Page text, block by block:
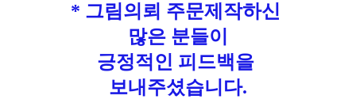
* 그림의뢰 주문제작하신
많은 분들이
긍정적인 피드백을
보내주셨습니다.